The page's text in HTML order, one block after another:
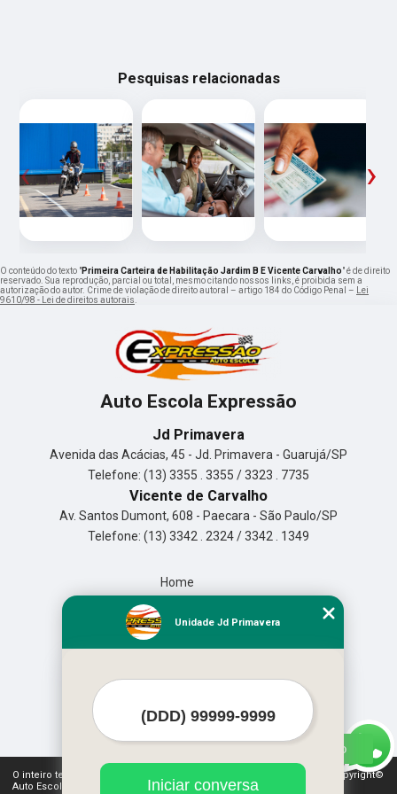
Pesquisas relacionadas
‹ ›
O conteúdo do texto "Primeira Carteira de Habilitação Jardim B E Vicente Carvalho" é de direito
reservado. Sua reprodução, parcial ou total, mesmo citando nossos links, é proibida sem a
autorização do autor. Crime de violação de direito autoral – artigo 184 do Código Penal –
Lei
9610/98 - Lei de direitos autorais
Auto Escola Expressão
Jd Primavera
Avenida das Acácias, 45 - Jd. Primavera - Guarujá/SP
Telefone: (13) 3355 . 3355 / 3323 . 7735
Vicente de Carvalho
Av. Santos Dumont, 608 - Paecara - São Paulo/SP
Telefone: (13) 3342 . 2324 / 3342 . 1349
Home
Missão
Mapa do site
O inteiro teor deste site está sujeito à proteção de direitos autorais. Copyright©
Auto Escola Expressão (Lei 9610 de 19/02/1998)
Unidade Jd Primavera
Iniciar conversa